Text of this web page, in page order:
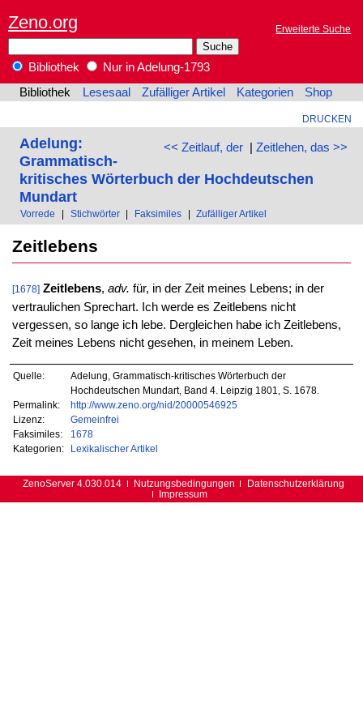
Zeno.org Erweiterte Suche
Bibliothek
Nur in Adelung-1793
Bibliothek
Lesesaal Zufälliger Artikel Kategorien Shop
DRUCKEN
<< Zeitlauf, der| Zeitlehen, das >>
Adelung:
Grammatisch-
kritisches Wörterbuch der Hochdeutschen
Mundart
Vorrede Stichwörter Faksimiles Zufälliger Artikel
Zeitlebens
[1678] Zeitlebens, adv. für, in der Zeit meines Lebens; in der
vertraulichen Sprechart. Ich werde es Zeitlebens nicht
vergessen, so lange ich lebe. Dergleichen habe ich Zeitlebens,
Zeit meines Lebens nicht gesehen, in meinem Leben.
Quelle:
Adelung, Grammatisch-kritisches Wörterbuch der
Hochdeutschen Mundart, Band 4. Leipzig 1801, S. 1678.
Permalink:
http://www.zeno.org/nid/20000546925
Lizenz:
Gemeinfrei
Faksimiles:
1678
Kategorien:
Lexikalischer Artikel
ZenoServer 4.030.014 Nutzungsbedingungen
Datenschutzerklärung
Impressum